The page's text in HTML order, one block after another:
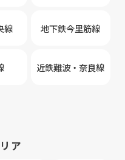
線 地下鉄今里筋線
近鉄難波・奈良線
ア